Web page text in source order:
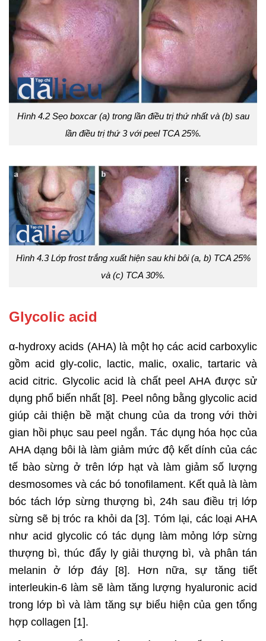
Hình 4.2 Sẹo boxcar (a) trong lần điều trị thứ nhất và (b) sau
lần điều trị thứ 3 với peel TCA 25%.
Hình 4.3 Lớp frost trắng xuất hiện sau khi bôi (a, b) TCA 25%
và (c) TCA 30%.
Glycolic acid
α-hydroxy acids (AHA) là một họ các acid carboxylic
gồm acid gly-colic, lactic, malic, oxalic, tartaric và
acid citric. Glycolic acid là chất peel AHA được sử
dụng phổ biến nhất [8]. Peel nông bằng glycolic acid
giúp cải thiện bề mặt chung của da trong với thời
gian hồi phục sau peel ngắn. Tác dụng hóa học của
AHA dạng bôi là làm giảm mức độ kết dính của các
tế bào sừng ở trên lớp hạt và làm giảm số lượng
desmosomes và các bó tonofilament. Kết quả là làm
bóc tách lớp sừng thượng bì, 24h sau điều trị lớp
sừng sẽ bị tróc ra khỏi da [3]. Tóm lại, các loại AHA
như acid glycolic có tác dụng làm mỏng lớp sừng
thượng bì, thúc đẩy ly giải thượng bì, và phân tán
melanin ở lớp đáy [8]. Hơn nữa, sự tăng tiết
interleukin-6 làm sẽ làm tăng lượng hyaluronic acid
trong lớp bì và làm tăng sự biểu hiện của gen tổng
hợp collagen [1].